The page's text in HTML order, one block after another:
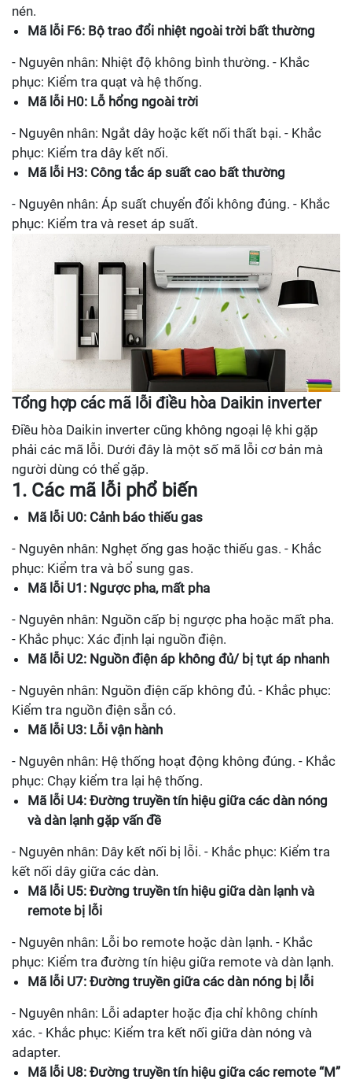
nén.
Mã lỗi F6: Bộ trao đổi nhiệt ngoài trời bất thường
- Nguyên nhân: Nhiệt độ không bình thường. - Khắc
phục: Kiểm tra quạt và hệ thống.
Mã lỗi H0: Lỗ hổng ngoài trời
- Nguyên nhân: Ngắt dây hoặc kết nối thất bại. - Khắc
phục: Kiểm tra dây kết nối.
Mã lỗi H3: Công tắc áp suất cao bất thường
- Nguyên nhân: Áp suất chuyển đổi không đúng. - Khắc
phục: Kiểm tra và reset áp suất.
Tổng hợp các mã lỗi điều hòa Daikin inverter
Điều hòa Daikin inverter cũng không ngoại lệ khi gặp
phải các mã lỗi. Dưới đây là một số mã lỗi cơ bản mà
người dùng có thể gặp.
1. Các mã lỗi phổ biến
Mã lỗi U0: Cảnh báo thiếu gas
- Nguyên nhân: Nghẹt ống gas hoặc thiếu gas. - Khắc
phục: Kiểm tra và bổ sung gas.
Mã lỗi U1: Ngược pha, mất pha
- Nguyên nhân: Nguồn cấp bị ngược pha hoặc mất pha.
- Khắc phục: Xác định lại nguồn điện.
Mã lỗi U2: Nguồn điện áp không đủ/ bị tụt áp nhanh
- Nguyên nhân: Nguồn điện cấp không đủ. - Khắc phục:
Kiểm tra nguồn điện sẵn có.
Mã lỗi U3: Lỗi vận hành
- Nguyên nhân: Hệ thống hoạt động không đúng. - Khắc
phục: Chạy kiểm tra lại hệ thống.
Mã lỗi U4: Đường truyền tín hiệu giữa các dàn nóng
và dàn lạnh gặp vấn đề
- Nguyên nhân: Dây kết nối bị lỗi. - Khắc phục: Kiểm tra
kết nối dây giữa các dàn.
Mã lỗi U5: Đường truyền tín hiệu giữa dàn lạnh và
remote bị lỗi
- Nguyên nhân: Lỗi bo remote hoặc dàn lạnh. - Khắc
phục: Kiểm tra đường tín hiệu giữa remote và dàn lạnh.
Mã lỗi U7: Đường truyền giữa các dàn nóng bị lỗi
- Nguyên nhân: Lỗi adapter hoặc địa chỉ không chính
xác. - Khắc phục: Kiểm tra kết nối giữa dàn nóng và
adapter.
Mã lỗi U8: Đường truyền tín hiệu giữa các remote “M”